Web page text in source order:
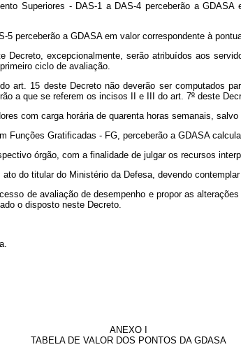
- DAS-1 a DAS-4 perceberão a GDASA
a GDASA em valor correspondente à
Decreto, excepcionalmente, serão atribuídos aos
ciclo de avaliação.
deste Decreto não deverão ser computados
a que se referem os incisos II e III do art. 7º deste
com carga horária de quarenta horas semanais,
Funções Gratificadas - FG, perceberão a GDASA
órgão, com a finalidade de julgar os recursos
do titular do Ministério da Defesa, devendo
de avaliação de desempenho e propor as
o disposto neste Decreto.
ANEXO I
TABELA DE VALOR DOS PONTOS DA GDASA